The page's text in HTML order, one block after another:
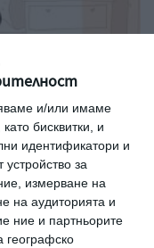
и/или имаме
бисквитки, и
идентификатори и
за
измерване на
на аудиторията и
ние и партньорите
географско
деца от Анна